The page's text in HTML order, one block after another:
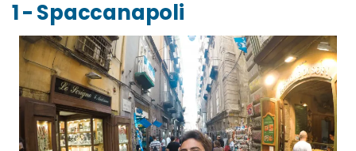
1 - Spaccanapoli